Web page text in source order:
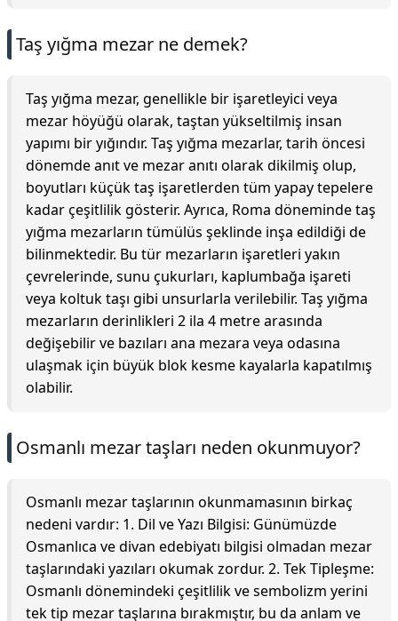
Taş yığma mezar ne demek?
Taş yığma mezar, genellikle bir işaretleyici veya
mezar höyüğü olarak, taştan yükseltilmiş insan
yapımı bir yığındır. Taş yığma mezarlar, tarih öncesi
dönemde anıt ve mezar anıtı olarak dikilmiş olup,
boyutları küçük taş işaretlerden tüm yapay tepelere
kadar çeşitlilik gösterir. Ayrıca, Roma döneminde taş
yığma mezarların tümülüs şeklinde inşa edildiği de
bilinmektedir. Bu tür mezarların işaretleri yakın
çevrelerinde, sunu çukurları, kaplumbağa işareti
veya koltuk taşı gibi unsurlarla verilebilir. Taş yığma
mezarların derinlikleri 2 ila 4 metre arasında
değişebilir ve bazıları ana mezara veya odasına
ulaşmak için büyük blok kesme kayalarla kapatılmış
olabilir.
Osmanlı mezar taşları neden okunmuyor?
Osmanlı mezar taşlarının okunmamasının birkaç
nedeni vardır: 1. Dil ve Yazı Bilgisi: Günümüzde
Osmanlıca ve divan edebiyatı bilgisi olmadan mezar
taşlarındaki yazıları okumak zordur. 2. Tek Tipleşme:
Osmanlı dönemindeki çeşitlilik ve sembolizm yerini
tek tip mezar taşlarına bırakmıştır, bu da anlam ve